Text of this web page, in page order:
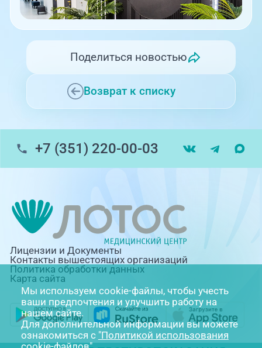
Возврат к списку
Поделиться новостью
+7 (351) 220-00-03
Лицензии и Документы
Контакты вышестоящих организаций
Политика обработки данных
Карта сайта
Мы используем cookie-файлы, чтобы учесть
ваши предпочтения и улучшить работу на
нашем сайте.
Для дополнительной информации вы можете
ознакомиться с "Политикой использования